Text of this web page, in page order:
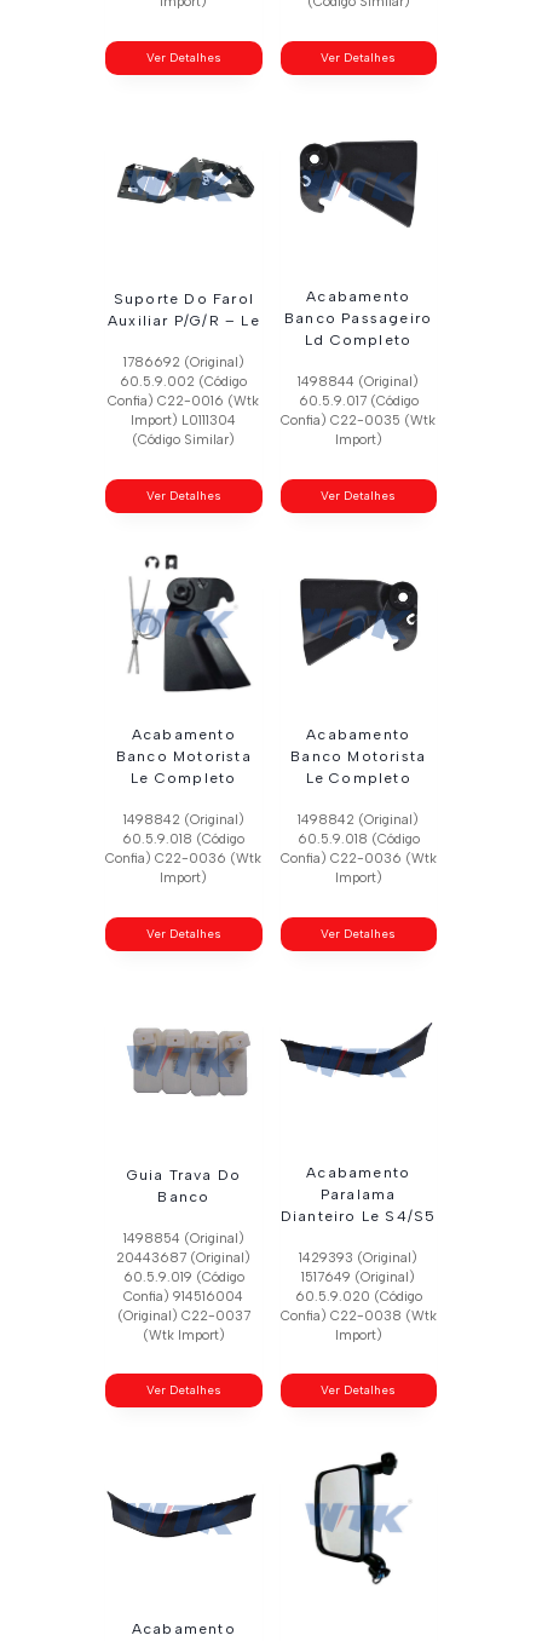
Ver Detalhes Ver Detalhes
Suporte Do Farol
Auxiliar P/G/R – Le
1786692 (Original)
60.5.9.002 (Código
Confia) C22-0016 (Wtk
Import) L0111304
(Código Similar)
Ver Detalhes
Acabamento
Banco Passageiro
Ld Completo
1498844 (Original)
60.5.9.017 (Código
Confia) C22-0035 (Wtk
Import)
Ver Detalhes
Acabamento
Banco Motorista
Le Completo
1498842 (Original)
60.5.9.018 (Código
Confia) C22-0036 (Wtk
Import)
Ver Detalhes
Acabamento
Banco Motorista
Le Completo
1498842 (Original)
60.5.9.018 (Código
Confia) C22-0036 (Wtk
Import)
Ver Detalhes
Guia Trava Do
Banco
1498854 (Original)
20443687 (Original)
60.5.9.019 (Código
Confia) 914516004
(Original) C22-0037
(Wtk Import)
Ver Detalhes
Acabamento
Paralama
Dianteiro Le S4/S5
1429393 (Original)
1517649 (Original)
60.5.9.020 (Código
Confia) C22-0038 (Wtk
Import)
Ver Detalhes
Acabamento